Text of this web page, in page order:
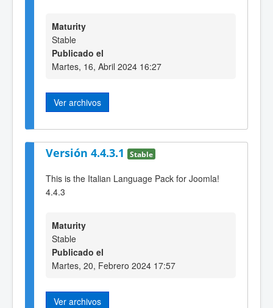
Maturity
Stable
Publicado el
Martes, 16, Abril 2024 16:27
Ver archivos
Versión 4.4.3.1 Stable
This is the Italian Language Pack for Joomla!
4.4.3
Maturity
Stable
Publicado el
Martes, 20, Febrero 2024 17:57
Ver archivos